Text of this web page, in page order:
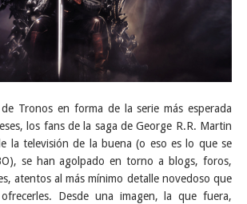
Tronos en forma de la serie más esperada
los fans de la saga de George R.R. Martin
la televisión de la buena (o eso es lo que se
se han agolpado en torno a blogs, foros,
atentos al más mínimo detalle novedoso que
Desde una imagen, la que fuera,